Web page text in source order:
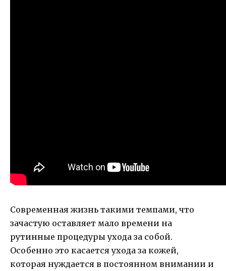
Современная жизнь такими темпами, что
зачастую оставляет мало времени на
рутинные процедуры ухода за собой.
Особенно это касается ухода за кожей,
которая нуждается в постоянном внимании и